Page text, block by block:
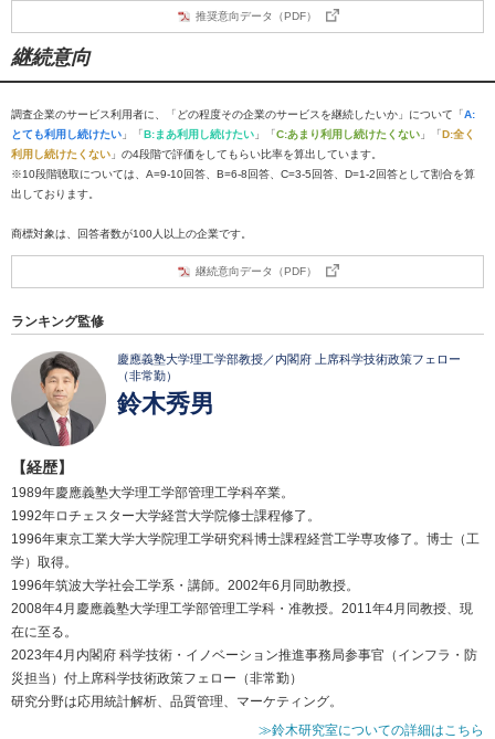
推奨意向データ（PDF）
継続意向
調査企業のサービス利用者に、「どの程度その企業のサービスを継続したいか」について「A:
とても利用し続けたい 」「B:まあ利用し続けたい 」「C:あまり利用し続けたくない 」「D:全く
利用し続けたくない 」の4段階で評価をしてもらい比率を算出しています。
※10段階聴取については、A=9-10回答、B=6-8回答、C=3-5回答、D=1-2回答として割合を算
出しております。
商標対象は、回答者数が100人以上の企業です。
継続意向データ（PDF）
ランキング監修
慶應義塾大学理工学部教授／内閣府 上席科学技術政策フェロー
（非常勤）
鈴木秀男
【経歴】
1989年慶應義塾大学理工学部管理工学科卒業。
1992年ロチェスター大学経営大学院修士課程修了。
1996年東京工業大学大学院理工学研究科博士課程経営工学専攻修了。博士（工
学）取得。
1996年筑波大学社会工学系・講師。2002年6月同助教授。
2008年4月慶應義塾大学理工学部管理工学科・准教授。2011年4月同教授、現
在に至る。
2023年4月内閣府 科学技術・イノベーション推進事務局参事官（インフラ・防
災担当）付上席科学技術政策フェロー（非常勤）
研究分野は応用統計解析、品質管理、マーケティング。
≫鈴木研究室についての詳細はこちら